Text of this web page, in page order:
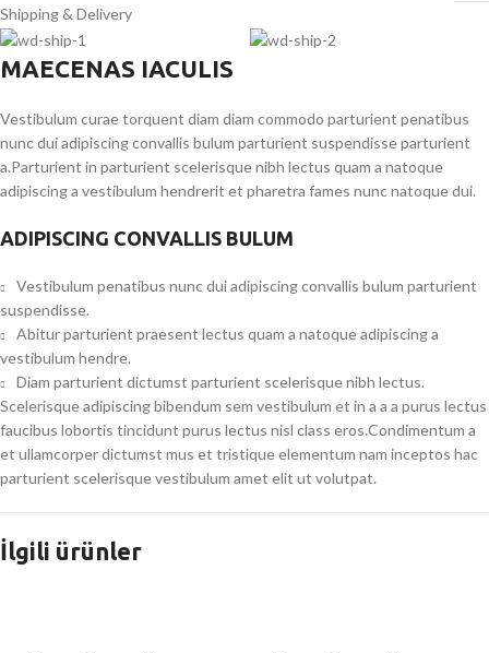
Shipping & Delivery
MAECENAS IACULIS
Vestibulum curae torquent diam diam commodo parturient penatibus
nunc dui adipiscing convallis bulum parturient suspendisse parturient
a.Parturient in parturient scelerisque nibh lectus quam a natoque
adipiscing a vestibulum hendrerit et pharetra fames nunc natoque dui.
ADIPISCING CONVALLIS BULUM
Vestibulum penatibus nunc dui adipiscing convallis bulum parturient
suspendisse.
Abitur parturient praesent lectus quam a natoque adipiscing a
vestibulum hendre.
Diam parturient dictumst parturient scelerisque nibh lectus.
Scelerisque adipiscing bibendum sem vestibulum et in a a a purus lectus
faucibus lobortis tincidunt purus lectus nisl class eros.Condimentum a
et ullamcorper dictumst mus et tristique elementum nam inceptos hac
parturient scelerisque vestibulum amet elit ut volutpat.
İlgili ürünler